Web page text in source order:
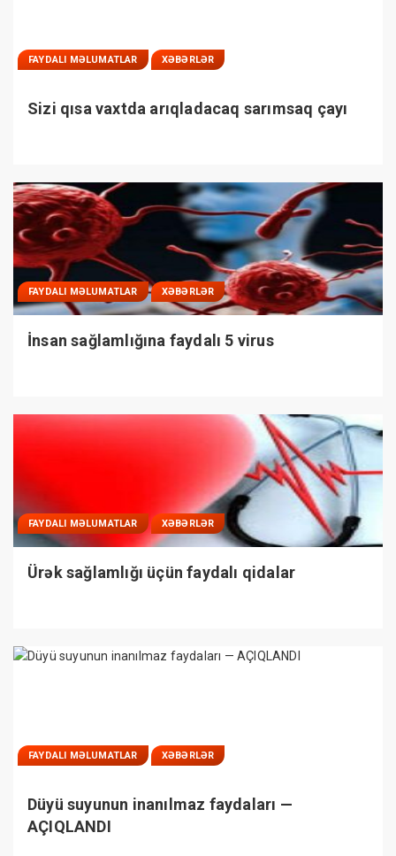
FAYDALI MƏLUMATLAR XƏBƏRLƏR
Sizi qısa vaxtda arıqladacaq sarımsaq çayı
FAYDALI MƏLUMATLAR XƏBƏRLƏR
İnsan sağlamlığına faydalı 5 virus
FAYDALI MƏLUMATLAR XƏBƏRLƏR
Ürək sağlamlığı üçün faydalı qidalar
FAYDALI MƏLUMATLAR XƏBƏRLƏR
Düyü suyunun inanılmaz faydaları —
AÇIQLANDI